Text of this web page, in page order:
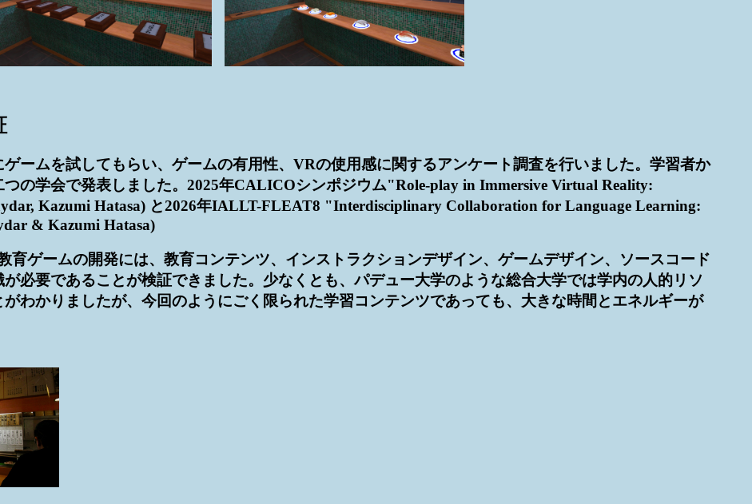
ームを試してもらい、ゲームの有用性、VRの使用感に関するアンケート調査を行いました。学習者か
の学会で発表しました。2025年CALICOシンポジウム"Role-play in Immersive Virtual Reality:
Kazumi Hatasa) と2026年IALLT-FLEAT8 "Interdisciplinary Collaboration for Language Learning:
& Kazumi Hatasa)
育ゲームの開発には、教育コンテンツ、インストラクションデザイン、ゲームデザイン、ソースコード
必要であることが検証できました。少なくとも、パデュー大学のような総合大学では学内の人的リソ
わかりましたが、今回のようにごく限られた学習コンテンツであっても、大きな時間とエネルギーが